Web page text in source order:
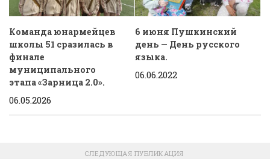
Команда юнармейцев
школы 51 сразилась в
финале
муниципального
этапа «Зарница 2.0».
06.05.2026
6 июня Пушкинский
день — День русского
языка.
06.06.2022
СЛЕДУЮЩАЯ ПУБЛИКАЦИЯ